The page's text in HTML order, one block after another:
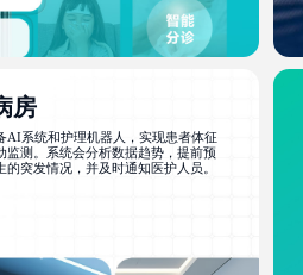
房
AI系统和护理机器人，实现患者体征
监测。系统会分析数据趋势，提前预
的突发情况，并及时通知医护人员。